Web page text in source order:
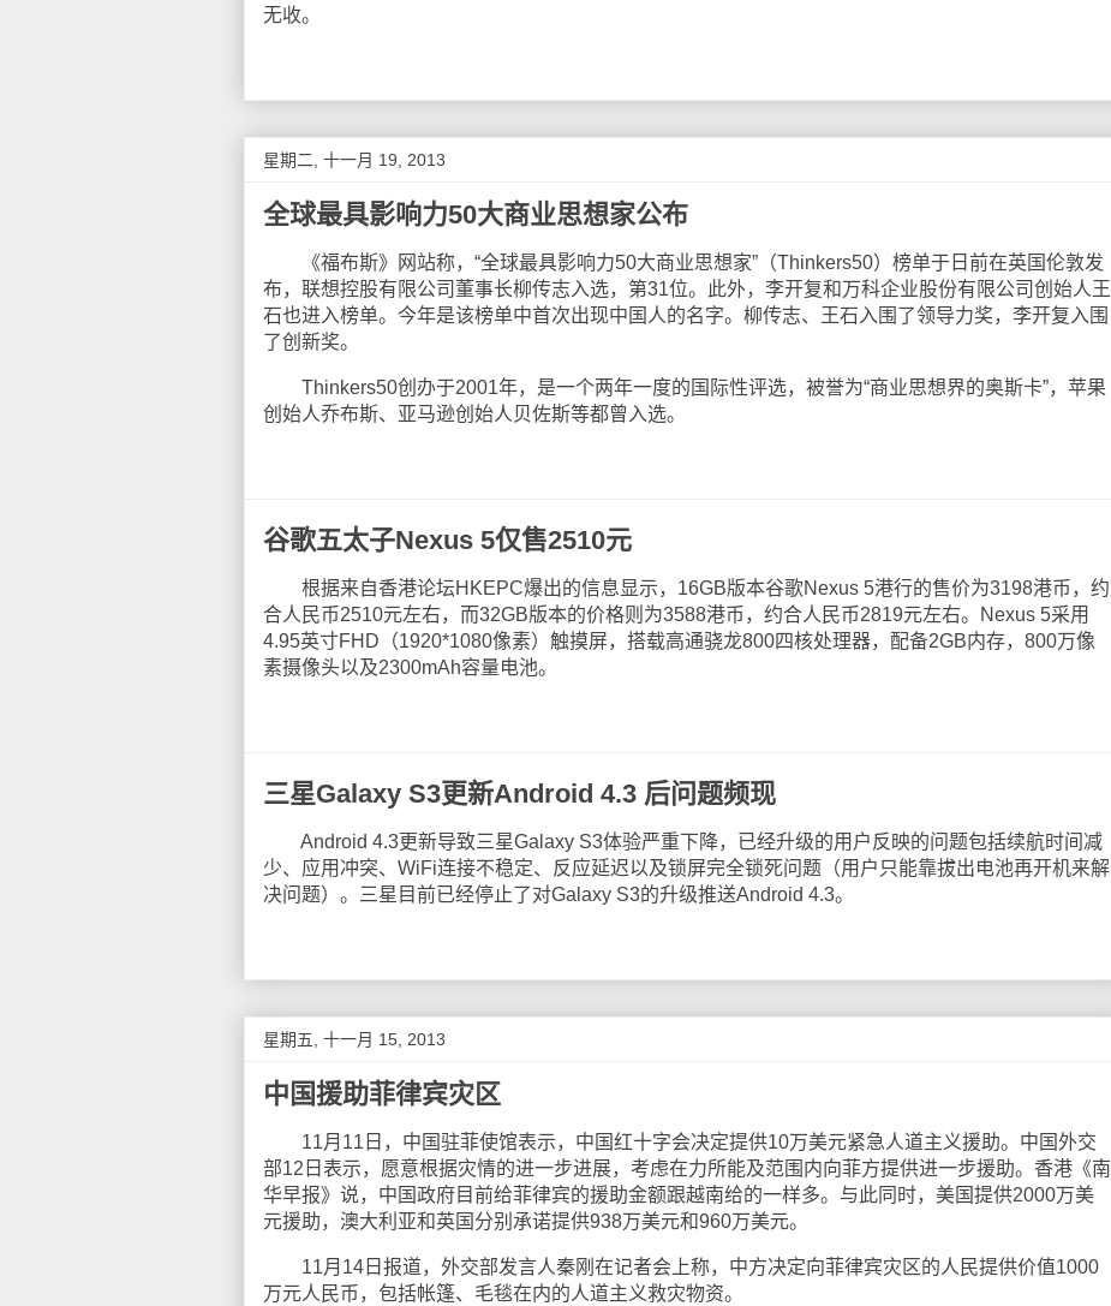
无收。
星期二, 十一月 19, 2013
全球最具影响力50大商业思想家公布
《福布斯》网站称，“全球最具影响力50大商业思想家”（Thinkers50）榜单于日前在英国伦敦发
布，联想控股有限公司董事长柳传志入选，第31位。此外，李开复和万科企业股份有限公司创始人王
石也进入榜单。今年是该榜单中首次出现中国人的名字。柳传志、王石入围了领导力奖，李开复入围
了创新奖。
Thinkers50创办于2001年，是一个两年一度的国际性评选，被誉为“商业思想界的奥斯卡”，苹果
创始人乔布斯、亚马逊创始人贝佐斯等都曾入选。
谷歌五太子Nexus 5仅售2510元
根据来自香港论坛HKEPC爆出的信息显示，16GB版本谷歌Nexus 5港行的售价为3198港币，约
合人民币2510元左右，而32GB版本的价格则为3588港币，约合人民币2819元左右。Nexus 5采用
4.95英寸FHD（1920*1080像素）触摸屏，搭载高通骁龙800四核处理器，配备2GB内存，800万像
素摄像头以及2300mAh容量电池。
三星Galaxy S3更新Android 4.3 后问题频现
Android 4.3更新导致三星Galaxy S3体验严重下降，已经升级的用户反映的问题包括续航时间减
少、应用冲突、WiFi连接不稳定、反应延迟以及锁屏完全锁死问题（用户只能靠拔出电池再开机来解
决问题）。三星目前已经停止了对Galaxy S3的升级推送Android 4.3。
星期五, 十一月 15, 2013
中国援助菲律宾灾区
11月11日，中国驻菲使馆表示，中国红十字会决定提供10万美元紧急人道主义援助。中国外交
部12日表示，愿意根据灾情的进一步进展，考虑在力所能及范围内向菲方提供进一步援助。香港《南
华早报》说，中国政府目前给菲律宾的援助金额跟越南给的一样多。与此同时，美国提供2000万美
元援助，澳大利亚和英国分别承诺提供938万美元和960万美元。
11月14日报道，外交部发言人秦刚在记者会上称，中方决定向菲律宾灾区的人民提供价值1000
万元人民币，包括帐篷、毛毯在内的人道主义救灾物资。